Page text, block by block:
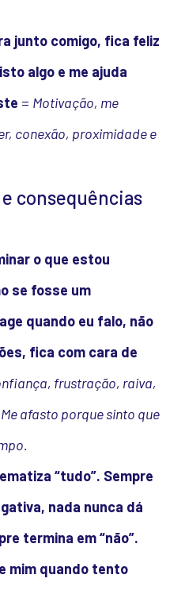
junto comigo, fica feliz
algo e me ajuda
= Motivação, me
conexão, proximidade e
consequências
o que estou
se fosse um
quando eu falo, não
fica com cara de
frustração, raiva,
afasto porque sinto que
“tudo”. Sempre
nada nunca dá
termina em “não”.
mim quando tento